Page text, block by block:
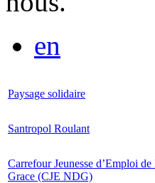
en
Paysage solidaire
Santropol Roulant
Carrefour Jeunesse d’Emploi
Grace (CJE NDG)